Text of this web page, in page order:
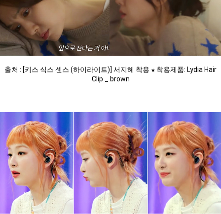
출처 : [키스 식스 센스 (하이라이트)] 서지혜 착용 ★ 착용제품: Lydia Hair
Clip _ brown